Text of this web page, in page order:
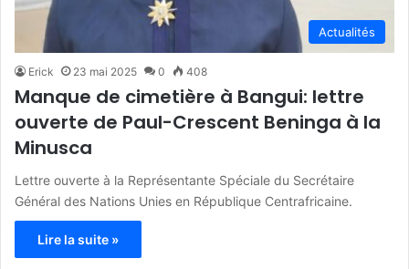
Actualités
Erick 23 mai 2025 0 408
Manque de cimetière à Bangui: lettre
ouverte de Paul-Crescent Beninga à la
Minusca
Lettre ouverte à la Représentante Spéciale du Secrétaire
Général des Nations Unies en République Centrafricaine.
Lire la suite »